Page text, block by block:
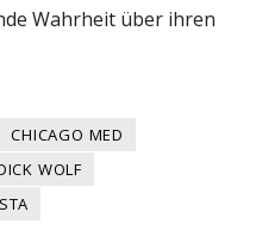
Wahrheit über ihren
CHICAGO MED
WOLF